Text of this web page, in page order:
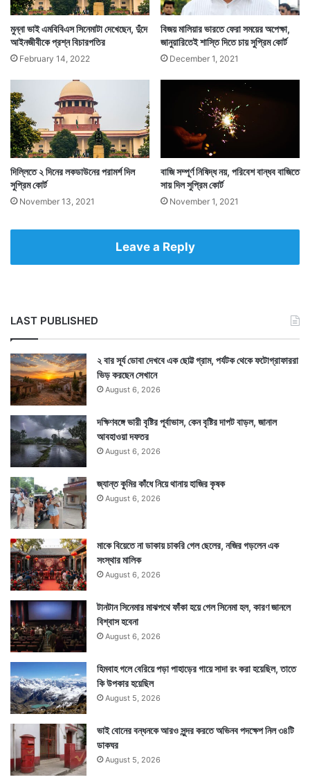
মুন্না ভাই এমবিবিএস সিনেমাটা দেখেছেন, দুঁদে
আইনজীবীকে প্রশ্ন বিচারপতির
February 14, 2022
বিজয় মালিয়ার ভারতে ফেরা সময়ের অপেক্ষা,
জানুয়ারিতেই শাস্তি দিতে চায় সুপ্রিম কোর্ট
December 1, 2021
দিল্লিতে ২ দিনের লকডাউনের পরামর্শ দিল
সুপ্রিম কোর্ট
November 13, 2021
বাজি সম্পূর্ণ নিষিদ্ধ নয়, পরিবেশ বান্ধব বাজিতে
সায় দিল সুপ্রিম কোর্ট
November 1, 2021
Leave a Reply
LAST PUBLISHED
২ বার সূর্য ডোবা দেখবে এক ছোট্ট গ্রাম, পর্যটক থেকে ফটোগ্রাফাররা
ভিড় করছেন সেখানে
August 6, 2026
দক্ষিণবঙ্গে ভারী বৃষ্টির পূর্বাভাস, কেন বৃষ্টির দাপট বাড়ল, জানাল
আবহাওয়া দফতর
August 6, 2026
জ্যান্ত কুমির কাঁধে নিয়ে থানায় হাজির কৃষক
August 6, 2026
মাকে বিয়েতে না ডাকায় চাকরি গেল ছেলের, নজির গড়লেন এক
সংস্থার মালিক
August 6, 2026
টানটান সিনেমার মাঝপথে ফাঁকা হয়ে গেল সিনেমা হল, কারণ জানলে
বিশ্বাস হবেনা
August 6, 2026
হিমবাহ গলে বেরিয়ে পড়া পাহাড়ের গায়ে সাদা রং করা হয়েছিল, তাতে
কি উপকার হয়েছিল
August 5, 2026
ভাই বোনের বন্ধনকে আরও সুন্দর করতে অভিনব পদক্ষেপ নিল ৩৪টি
ডাকঘর
August 5, 2026